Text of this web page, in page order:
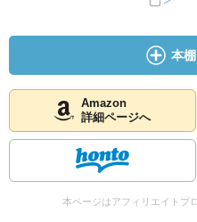
本
Amazon
詳細ページへ
本ページはアフィリエイトプ